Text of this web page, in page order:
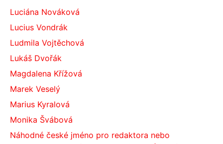
Luciána Nováková
Lucius Vondrák
Ludmila Vojtěchová
Lukáš Dvořák
Magdalena Křížová
Marek Veselý
Marius Kyralová
Monika Švábová
Náhodné české jméno pro redaktora nebo